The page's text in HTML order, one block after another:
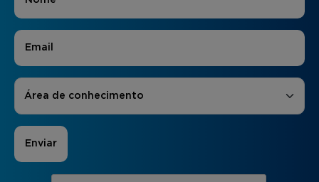
E-mail
Áreas de Interesse
Área de conhecimento